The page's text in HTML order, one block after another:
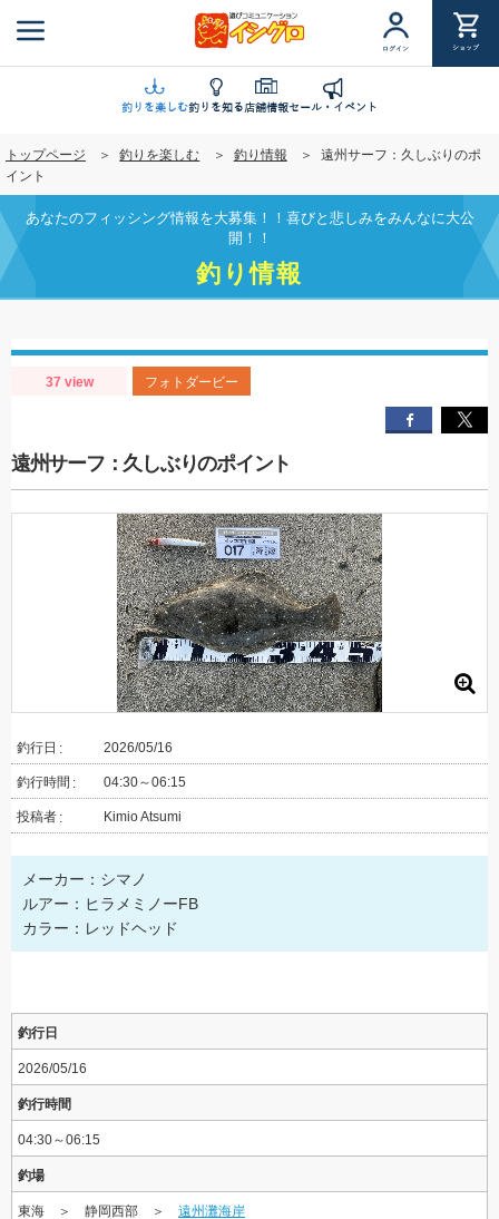
ン
ツ
移
動
ログイン ショップ
釣りを楽しむ釣りを知る店舗情報セール・イベント
トップページ 釣りを楽しむ 釣り情報
遠州サーフ：久しぶりのポ
イント
あなたのフィッシング情報を大募集！！喜びと悲しみをみんなに大公
開！！
釣り情報
37 view フォトダービー
遠州サーフ：久しぶりのポイント
釣行日 2026/05/16
釣行時間 04:30～06:15
投稿者 Kimio Atsumi
メーカー：シマノ
ルアー：ヒラメミノーFB
カラー：レッドヘッド
釣行日
2026/05/16
釣行時間
04:30～06:15
釣場
東海 ＞ 静岡西部 ＞ 遠州灘海岸